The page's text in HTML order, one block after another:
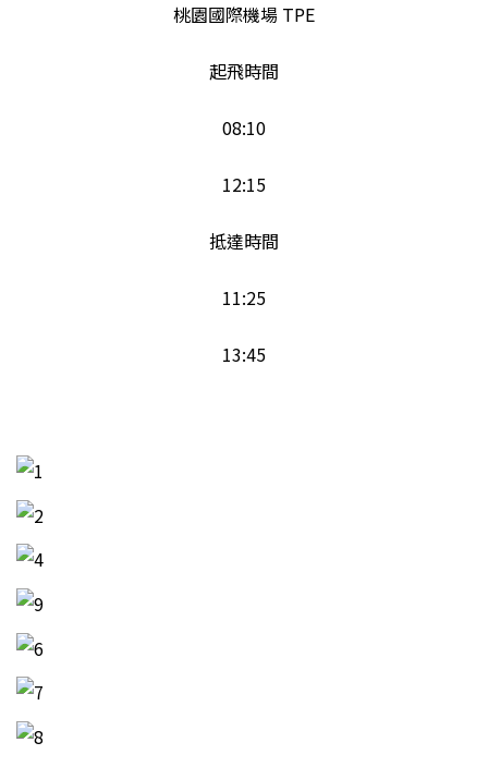
桃園國際機場 TPE
起飛時間
08:10
12:15
抵達時間
11:25
13:45